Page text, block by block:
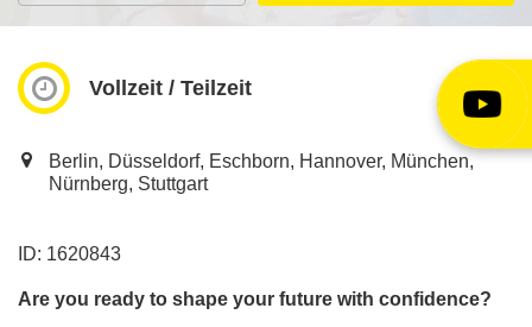
Vollzeit / Teilzeit
Berlin, Düsseldorf, Eschborn, Hannover, München,
Nürnberg, Stuttgart
ID: 1620843
Are you ready to shape your future with confidence?